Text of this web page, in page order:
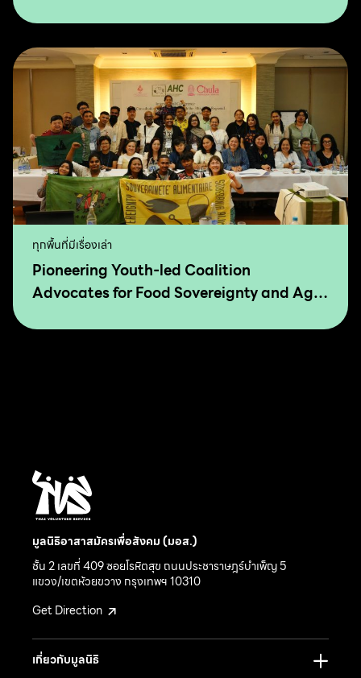
ทุกพื้นที่มีเรื่องเล่า
Pioneering Youth-led Coalition
Advocates for Food Sovereignty and Agro
มูลนิธิอาสาสมัครเพื่อสังคม (มอส.)
ชั้น 2 เลขที่ 409 ซอยโรหิตสุข ถนนประชาราษฎร์บำเพ็ญ 5
แขวง/เขตห้วยขวาง กรุงเทพฯ 10310
Get Direction
เกี่ยวกับมูลนิธิ